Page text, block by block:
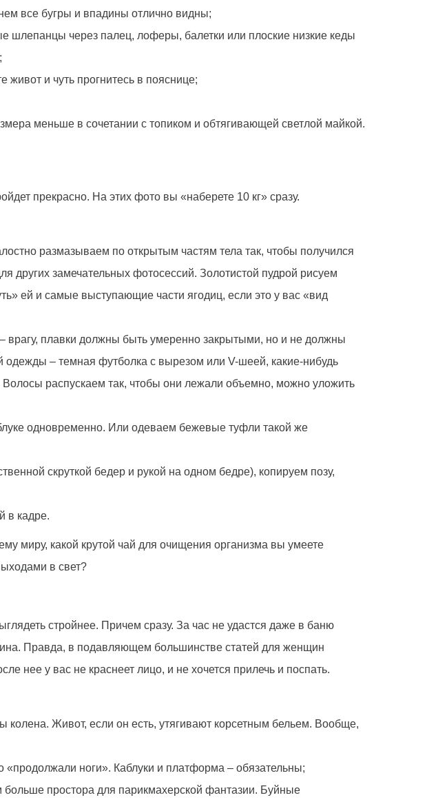
все бугры и впадины отлично видны;
шлепанцы через палец, лоферы, балетки или плоские низкие кеды
и чуть прогнитесь в пояснице;
меньше в сочетании с топиком и обтягивающей светлой майкой.
прекрасно. На этих фото вы «наберете 10 кг» сразу.
размазываем по открытым частям тела так, чтобы получился
других замечательных фотосессий. Золотистой пудрой рисуем
ей и самые выступающие части ягодиц, если это у вас «вид
врагу, плавки должны быть умеренно закрытыми, но и не должны
одежды – темная футболка с вырезом или V-шеей, какие-нибудь
распускаем так, чтобы они лежали объемно, можно уложить
одновременно. Или одеваем бежевые туфли такой же
скруткой бедер и рукой на одном бедре), копируем позу,
в кадре.
миру, какой крутой чай для очищения организма вы умеете
в свет?
стройнее. Причем сразу. За час не удастся даже в баню
Правда, в подавляющем большинстве статей для женщин
нее у вас не краснеет лицо, и не хочется прилечь и поспать.
Живот, если он есть, утягивают корсетным бельем. Вообще,
«продолжали ноги». Каблуки и платформа – обязательны;
простора для парикмахерской фантазии. Буйные